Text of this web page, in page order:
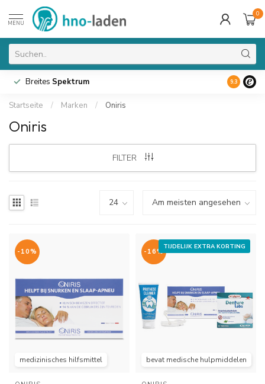
MENU
0
Breites Spektrum 9.3
Startseite / Marken / Oniris
Oniris
FILTER
medizinisches hilfsmittel
-10%
TIJDELIJK EXTRA KORTING
bevat medische hulpmiddelen
-16%